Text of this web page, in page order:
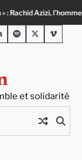
de police Infox,
et solidarité
SpotifyTwitterViméo